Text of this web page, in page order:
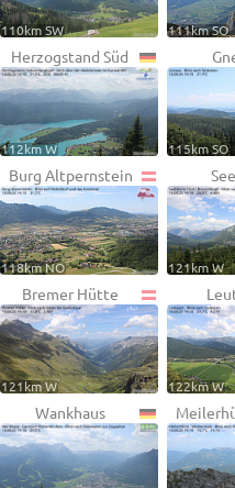
110km SW 111km SO
Herzogstand Süd
112km W 115km SO
Burg Altpernstein
118km NO 121km W
Bremer Hütte
121km W 122km W
Wankhaus